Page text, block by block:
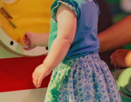
Meeting & Events
Informationen
Kontakt